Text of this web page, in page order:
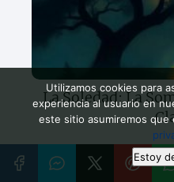
La Soledad: La
Utilizamos cookies para
experiencia al usuario en
este sitio asumiremos que
Estoy